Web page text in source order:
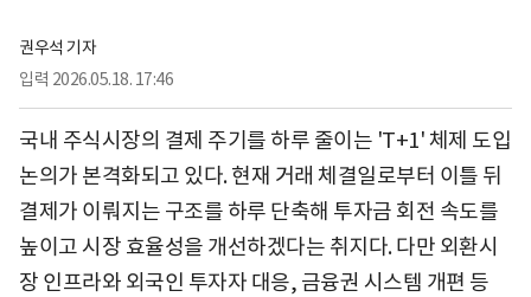
권우석 기자
입력 2026.05.18. 17:46
국내 주식시장의 결제 주기를 하루 줄이는 'T+1' 체제 도입
논의가 본격화되고 있다. 현재 거래 체결일로부터 이틀 뒤
결제가 이뤄지는 구조를 하루 단축해 투자금 회전 속도를
높이고 시장 효율성을 개선하겠다는 취지다. 다만 외환시
장 인프라와 외국인 투자자 대응, 금융권 시스템 개편 등